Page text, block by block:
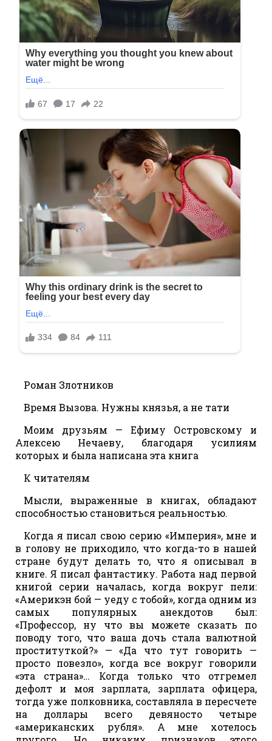
Роман Злотников
Время Вызова. Нужны князья, а не тати
Моим друзьям — Ефиму Островскому и
Алексею Нечаеву, благодаря усилиям
которых и была написана эта книга
К читателям
Мысли, выраженные в книгах, обладают
способностью становиться реальностью.
Когда я писал свою серию «Империя», мне и
в голову не приходило, что когда-то в нашей
стране будут делать то, что я описывал в
книге. Я писал фантастику. Работа над первой
книгой серии началась, когда вокруг пели:
«Америкэн бой — уеду с тобой», когда одним из
самых популярных анекдотов был:
«Профессор, ну что вы можете сказать по
поводу того, что ваша дочь стала валютной
проституткой?» — «Да что тут говорить —
просто повезло», когда все вокруг говорили
«эта страна»… Когда только что отгремел
дефолт и моя зарплата, зарплата офицера,
тогда уже полковника, составляла в пересчете
на доллары всего девяносто четыре
«американских рубля». А мне хотелось